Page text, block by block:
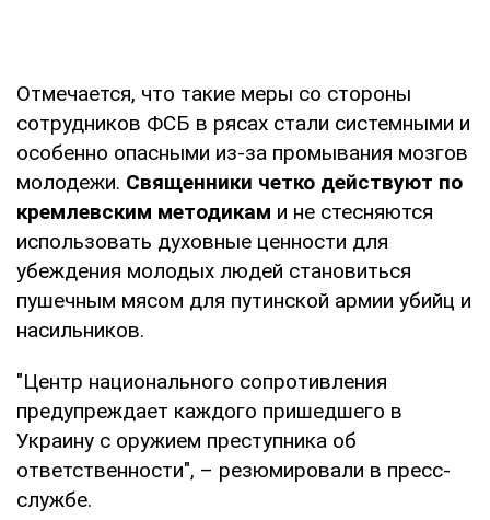
Отмечается, что такие меры со стороны
сотрудников ФСБ в рясах стали системными и
особенно опасными из-за промывания мозгов
молодежи. Священники четко действуют по
кремлевским методикам и не стесняются
использовать духовные ценности для
убеждения молодых людей становиться
пушечным мясом для путинской армии убийц и
насильников.
"Центр национального сопротивления
предупреждает каждого пришедшего в
Украину с оружием преступника об
ответственности", – резюмировали в пресс-
службе.